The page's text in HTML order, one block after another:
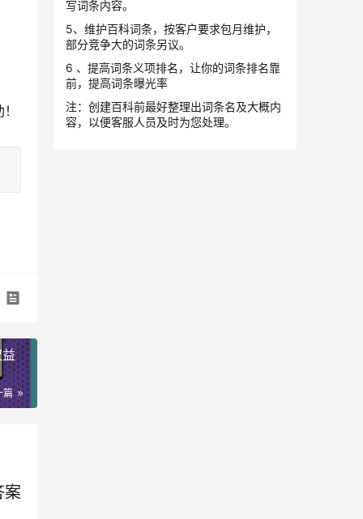
篇
案
写词条内容。
5、维护百科词条，按客户要求包月维护，
部分竞争大的词条另议。
6 、提高词条义项排名，让你的词条排名靠
前，提高词条曝光率
注：创建百科前最好整理出词条名及大概内
容，以便客服人员及时为您处理。